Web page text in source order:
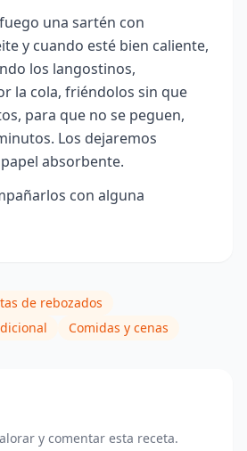
una sartén con
y cuando esté bien caliente,
los langostinos,
la cola, friéndolos sin que
para que no se peguen,
Los dejaremos
absorbente.
con alguna
de rebozados
Comidas y cenas
y comentar esta receta.